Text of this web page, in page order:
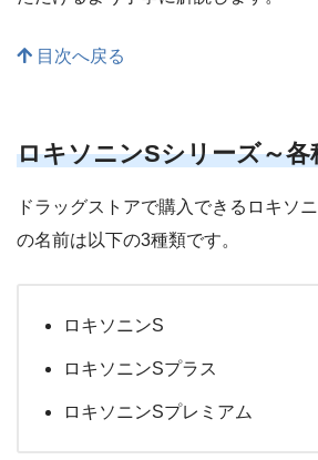
目次へ戻る
ロキソニンSシリーズ～各
ドラッグストアで購入できるロキソ
の名前は以下の3種類です。
ロキソニンS
ロキソニンSプラス
ロキソニンSプレミアム